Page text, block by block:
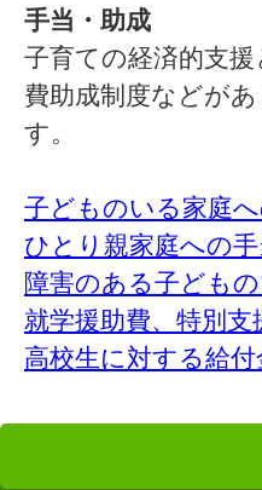
手当・助成
子育ての経済的支
費助成制度などが
す。
子どものいる家庭
ひとり親家庭への
障害のある子ども
就学援助費、特別
高校生に対する給